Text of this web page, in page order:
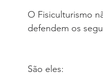
O Fisiculturismo
defendem os
São eles: